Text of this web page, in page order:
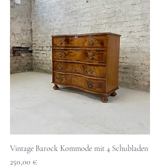
Vintage Barock Kommode mit 4 Schubladen
Preis
250,00 €